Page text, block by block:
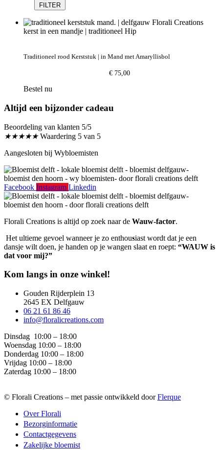
FILTER
Traditioneel rood Kerststuk | in Mand met Amaryllisbol
€75,00
Bestel nu
Altijd een bijzonder cadeau
Beoordeling van klanten 5/5
★★★★★ Waardering 5 van 5
Aangesloten bij Wybloemisten
Facebook Instagram Linkedin
Florali Creations is altijd op zoek naar de Wauw-factor.
Het ultieme gevoel wanneer je zo enthousiast wordt dat je een
dansje wilt doen, je handen op je wangen slaat en roept: “WAUW is
dat voor mij?”
Kom langs in onze winkel!
Gouden Rijderplein 13
2645 EX Delfgauw
06 21 61 86 46
info@floralicreations.com
Dinsdag 10:00 – 18:00
Woensdag 10:00 – 18:00
Donderdag 10:00 – 18:00
Vrijdag 10:00 – 18:00
Zaterdag 10:00 – 18:00
© Florali Creations – met passie ontwikkeld doorFlerque
Over Florali
Bezorginformatie
Contactgegevens
Zakelijke bloemist